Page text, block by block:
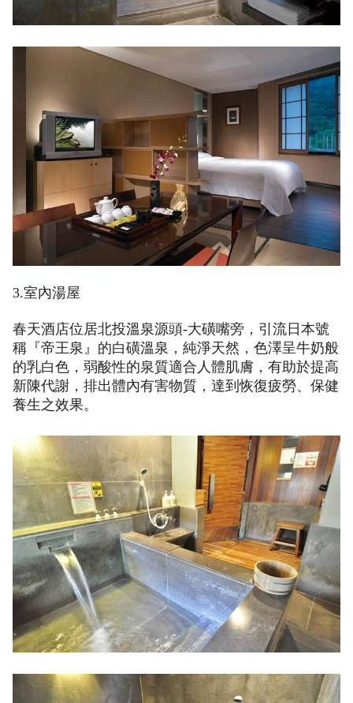
3.室內湯屋
春天酒店位居北投溫泉源頭-大磺嘴旁，引流日本號
稱『帝王泉』的白磺溫泉，純淨天然，色澤呈牛奶般
的乳白色，弱酸性的泉質適合人體肌膚，有助於提高
新陳代謝，排出體內有害物質，達到恢復疲勞、保健
養生之效果。